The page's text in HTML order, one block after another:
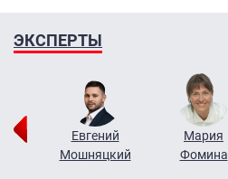
ЭКСПЕРТЫ
Евгений
Мошняцкий
Мария
Фомина